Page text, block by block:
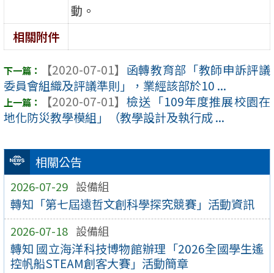
相關公告
2026-07-29 設備組
轉知「第七屆遠哲文創科學探究競賽」活動資訊
2026-07-18 設備組
轉知 國立海洋科技博物館辦理「2026全國學生遙
控帆船STEAM創客大賽」活動簡章
動。
相關附件
【2020-07-01】 函轉教育部「教師申訴評議
委員會組織及評議準則」，業經該部於10 ...
【2020-07-01】 檢送「109年度推展校園在
地化防災教學模組」（教學設計及執行成 ...